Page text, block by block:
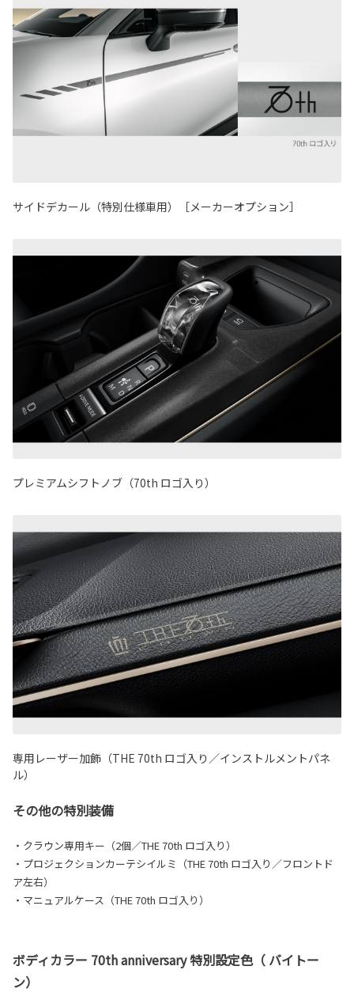
サイドデカール（特別仕様車用）［メーカーオプション］
プレミアムシフトノブ（70th ロゴ入り）
専用レーザー加飾（THE 70th ロゴ入り／インストルメントパネ
ル）
その他の特別装備
・クラウン専用キー（2個／THE 70th ロゴ入り）
・プロジェクションカーテシイルミ（THE 70th ロゴ入り／フロントド
ア左右）
・マニュアルケース（THE 70th ロゴ入り）
ボディカラー 70th anniversary 特別設定色（ バイトー
ン）